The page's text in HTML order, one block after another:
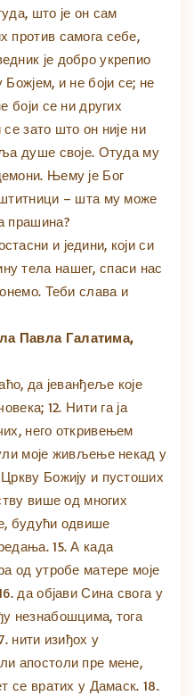
што је он сам
против самога себе,
је добро укрепио
и не боји се; не
боји се ни других
зато што он није ни
душе своје. Отуда му
Њему је Бог
– шта му може
прашина?
и једини, који си
тела нашег, спаси нас
Теби слава и
Павла Галатима,
да јеванђеље које
12. Нити га ја
него откривењем
моје живљење некад у
Божију и пустоших
више од многих
будући одвише
15. А када
од утробе матере моје
да објави Сина свога у
незнабошцима, тога
нити изиђох у
апостоли пре мене,
се вратих у Дамаск. 18.